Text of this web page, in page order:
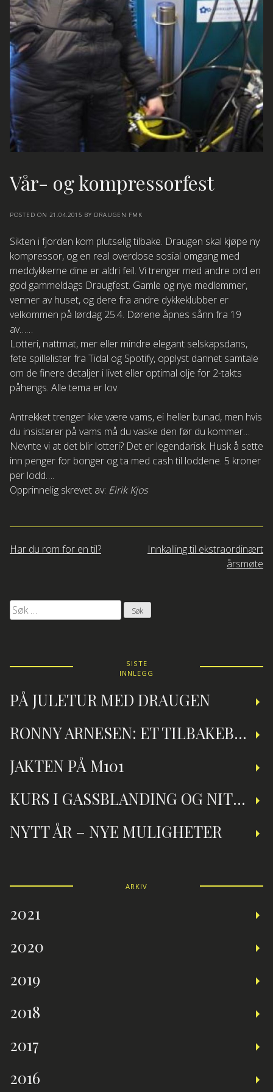
Vår- og kompressorfest
POSTED ON 21.04.2015 BY DRAUGEN FMK
Sikten i fjorden kom plutselig tilbake. Draugen skal kjøpe ny
kompressor, og en real overdose sosial omgang med
meddykkerne dine er aldri feil. Vi trenger med andre ord en
god gammeldags Draugfest. Gamle og nye medlemmer,
venner av huset, og dere fra andre dykkeklubber er
velkommen på lørdag 25.4. Dørene åpnes sånn fra 19
av……
Lotteri, nattmat, mer eller mindre elegant selskapsdans,
fete spillelister fra Tidal og Spotify, opplyst dannet samtale
om de finere detaljer i livet eller optimal olje for 2-takts
påhengs. Alle tema er lov.
Antrekket trenger ikke være vams, ei heller bunad, men hvis
du insisterer på vams må du vaske den før du kommer…
Nevnte vi at det blir lotteri? Det er legendarisk. Husk å sette
inn penger for bonger og ta med cash til loddene. 5 kroner
per lodd….
Opprinnelig skrevet av: Eirik Kjos
Innleggsnavigasjon
Har du rom for en til?
Innkalling til ekstraordinært
årsmøte
Søk
etter:
SISTE
INNLEGG
PÅ JULETUR MED DRAUGEN
RONNY ARNESEN: ET TILBAKEBLIKK PÅ TEKNISK DYKKING
JAKTEN PÅ M101
KURS I GASSBLANDING OG NITROXDYKKING
NYTT ÅR – NYE MULIGHETER
ARKIV
2021
2020
2019
2018
2017
2016